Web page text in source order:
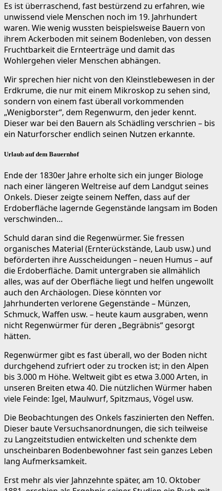
Es ist überraschend, fast bestürzend zu erfahren, wie
unwissend viele Menschen noch im 19. Jahrhundert
waren. Wie wenig wussten beispielsweise Bauern von
ihrem Ackerboden mit seinem Bodenleben, von dessen
Fruchtbarkeit die Ernteerträge und damit das
Wohlergehen vieler Menschen abhängen.
Wir sprechen hier nicht von den Kleinstlebewesen in der
Erdkrume, die nur mit einem Mikroskop zu sehen sind,
sondern von einem fast überall vorkommenden
„Wenigborster“, dem Regenwurm, den jeder kennt.
Dieser war bei den Bauern als Schädling verschrien – bis
ein Naturforscher endlich seinen Nutzen erkannte.
Urlaub auf dem Bauernhof
Ende der 1830er Jahre erholte sich ein junger Biologe
nach einer längeren Weltreise auf dem Landgut seines
Onkels. Dieser zeigte seinem Neffen, dass auf der
Erdoberfläche lagernde Gegenstände langsam im Boden
verschwinden…
Schuld daran sind die Regenwürmer. Sie fressen
organisches Material (Ernterückstände, Laub usw.) und
beförderten ihre Ausscheidungen – neuen Humus – auf
die Erdoberfläche. Damit untergraben sie allmählich
alles, was auf der Oberfläche liegt und helfen ungewollt
auch den Archäologen. Diese könnten vor
Jahrhunderten verlorene Gegenstände – Münzen,
Schmuck, Waffen usw. – heute kaum ausgraben, wenn
nicht Regenwürmer für deren „Begräbnis“ gesorgt
hätten.
Regenwürmer gibt es fast überall, wo der Boden nicht
durchgehend zufriert oder zu trocken ist; in den Alpen
bis 3.000 m Höhe. Weltweit gibt es etwa 3.000 Arten, in
unseren Breiten etwa 40. Die nützlichen Würmer haben
viele Feinde: Igel, Maulwurf, Spitzmaus, Vögel usw.
Die Beobachtungen des Onkels faszinierten den Neffen.
Dieser baute Versuchsanordnungen, die sich teilweise
zu Langzeitstudien entwickelten und schenkte dem
unscheinbaren Bodenbewohner fast sein ganzes Leben
lang Aufmerksamkeit.
Erst mehr als vier Jahnzehnte später, am 10. Oktober